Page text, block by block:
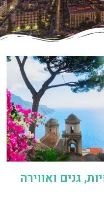
גנים ואווירה